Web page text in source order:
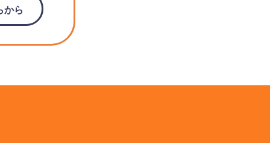
から